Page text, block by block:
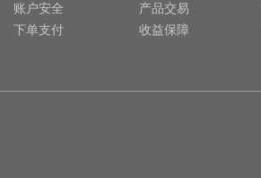
账户安全
下单支付
产品交易
收益保障